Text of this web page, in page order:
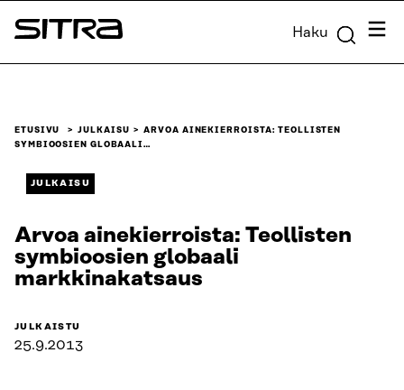
Siirry
suoraan
Sitra Haku
ETUSIVU JULKAISU
ARVOA AINEKIERROISTA: TEOLLISTEN
SYMBIOOSIEN GLOBAALI…
JULKAISU
Arvoa ainekierroista: Teollisten
symbioosien globaali
markkinakatsaus
JULKAISTU
25.9.2013